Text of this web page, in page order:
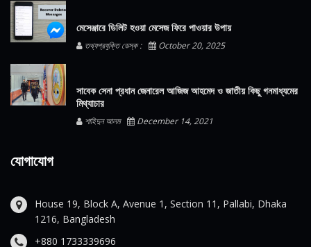
মেসেঞ্জারে ডিলিট হওয়া মেসেজ ফিরে পাওয়ার উপায়
তথ্যপ্রযুক্তি ডেস্ক : October 20, 2025
সাবেক সেনা প্রধান জেনারেল আজিজ আহমেদ ও জাতীয় কিছু গনমাধ্যমের
মিথ্যাচার
শাহিদুন আলম December 14, 2021
যোগাযোগ
House 19, Block A, Avenue 1, Section 11, Pallabi, Dhaka
1216, Bangladesh
+880 1733339696